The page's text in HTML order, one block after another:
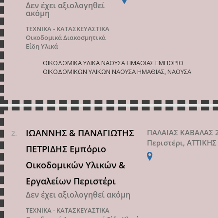
Δεν έχει αξιολογηθεί
ακόμη
ΤΕΧΝΙΚΑ - ΚΑΤΑΣΚΕΥΑΣΤΙΚΑ
Οικοδομικά Διακοσμητικά
Είδη Υλικά
ΟΙΚΟΔΟΜΙΚΑ ΥΛΙΚΑ ΝΑΟΥΣΑ ΗΜΑΘΙΑΣ ΕΜΠΟΡΙΟ
ΟΙΚΟΔΟΜΙΚΩΝ ΥΛΙΚΩΝ ΝΑΟΥΣΑ ΗΜΑΘΙΑΣ, ΝΑΟΥΣΑ
ΙΩΑΝΝΗΣ & ΠΑΝΑΓΙΩΤΗΣ
ΠΕΤΡΙΔΗΣ Εμπόριο
Οικοδομικών Υλικών &
Εργαλείων Περιστέρι
Δεν έχει αξιολογηθεί ακόμη
ΤΕΧΝΙΚΑ - ΚΑΤΑΣΚΕΥΑΣΤΙΚΑ
ΠΑΛΑΙΑΣ ΚΑΒΑΛΑΣ
Περιστέρι, ΑΤΤΙΚΗΣ